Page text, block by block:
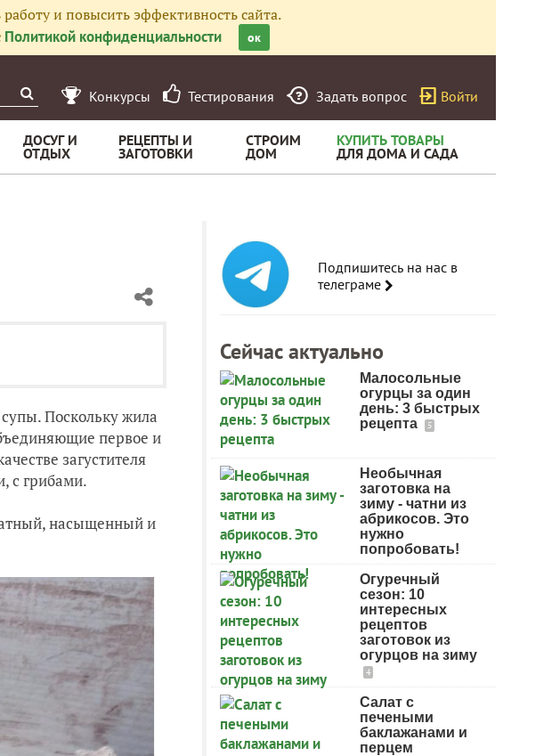
и повысить эффективность сайта.
Политикой конфиденциальности ок
Конкурсы Тестирования Задать вопрос Войти
ДОСУГ И
ОТДЫХ
РЕЦЕПТЫ И
ЗАГОТОВКИ
СТРОИМ
ДОМ
КУПИТЬ ТОВАРЫ
ДЛЯ ДОМА И САДА
Поскольку жила
первое и
загустителя
с грибами.
насыщенный и
Подпишитесь на нас в
телеграме
Сейчас актуально
Малосольные
огурцы за один
день: 3 быстрых
рецепта
5
Необычная
заготовка на
зиму - чатни из
абрикосов. Это
нужно
попробовать!
Огуречный
сезон: 10
интересных
рецептов
заготовок из
огурцов на зиму
4
Салат с
печеными
баклажанами и
перцем